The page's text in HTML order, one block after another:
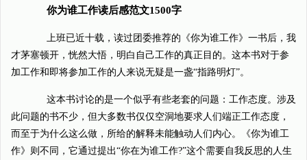
你为谁工作读后感范文1500字
上班已近十载，读过团委推荐的《你为谁工作》一书后，我
才茅塞顿开，恍然大悟，明白自己工作的真正目的。这本书对于参
加工作和即将参加工作的人来说无疑是一盏“指路明灯”。
这本书讨论的是一个似乎有些老套的问题：工作态度。涉及
此问题的书不少，但大多数书仅仅空洞地要求人们端正工作态度，
而至于为什么这么做，所给的解释未能触动人们内心。《你为谁工
作》则不同，它通过提出“你在为谁工作?”这个需要自我反思的人生